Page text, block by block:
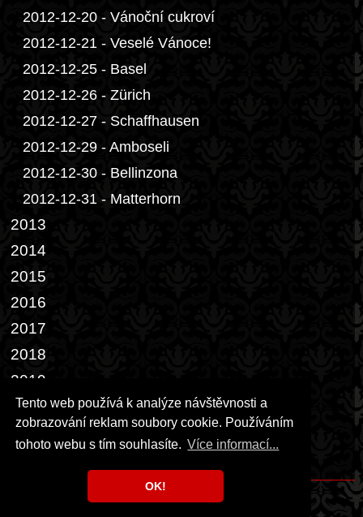
Tento web používá k analýze návštěvnosti a
zobrazování reklam soubory cookie. Používáním
tohoto webu s tím souhlasíte. Více informací...
OK!
2012-12-20 - Vánoční cukroví
2012-12-21 - Veselé Vánoce!
2012-12-25 - Basel
2012-12-26 - Zürich
2012-12-27 - Schaffhausen
2012-12-29 - Amboseli
2012-12-30 - Bellinzona
2012-12-31 - Matterhorn
2013
2014
2015
2016
2017
2018
2019
2022
2023
Copyright © 1999 - 2026 Milka